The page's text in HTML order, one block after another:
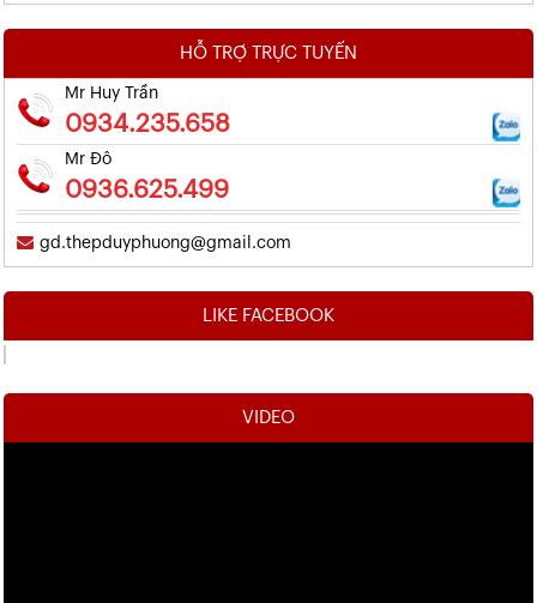
HỖ TRỢ TRỰC TUYẾN
Mr Huy Trần
0934.235.658
Mr Đô
0936.625.499
gd.thepduyphuong@gmail.com
LIKE FACEBOOK
VIDEO